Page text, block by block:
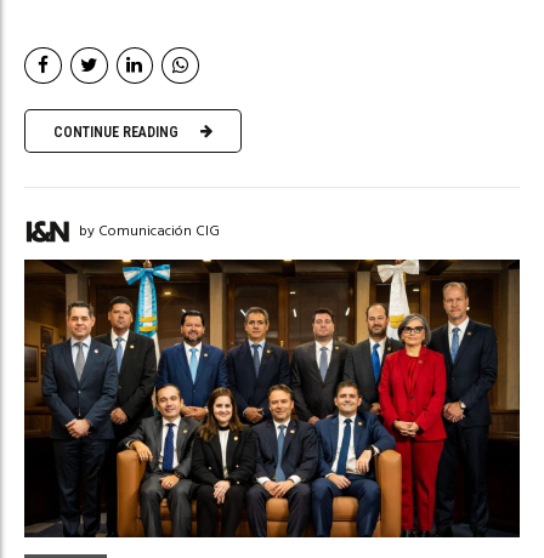
CONTINUE READING
by Comunicación CIG